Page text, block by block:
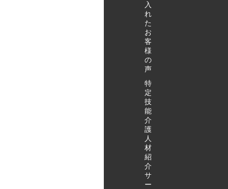
入
れ
た
お
客
様
の
声
特
定
技
能
介
護
人
材
紹
介
サ
ー